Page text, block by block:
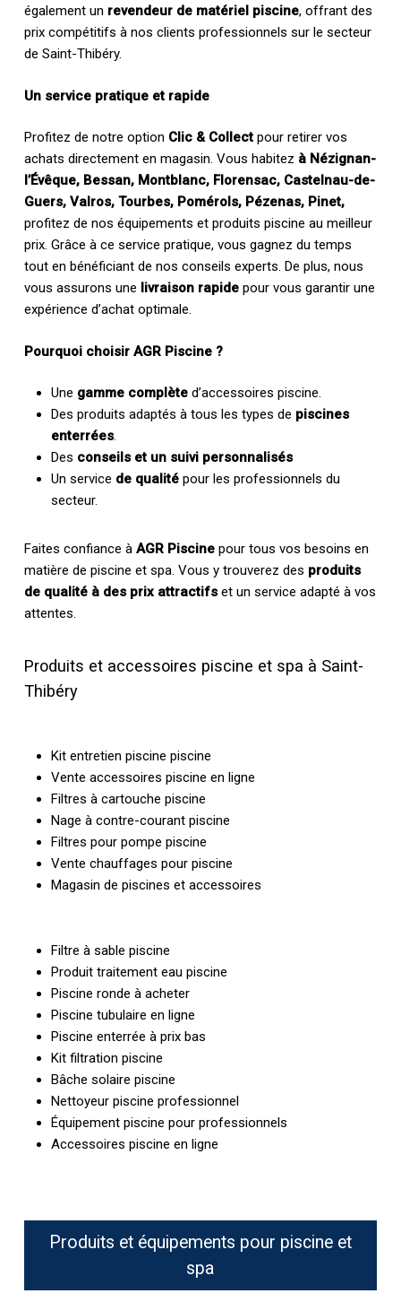
également un revendeur de matériel piscine, offrant des
prix compétitifs à nos clients professionnels sur le secteur
de Saint-Thibéry.
Un service pratique et rapide
Profitez de notre option Clic & Collectpour retirer vos
achats directement en magasin. Vous habitez à Nézignan-
l’Évêque, Bessan, Montblanc, Florensac, Castelnau-de-
Guers, Valros, Tourbes, Pomérols, Pézenas, Pinet,
profitez de nos équipements et produits piscine au meilleur
prix. Grâce à ce service pratique, vous gagnez du temps
tout en bénéficiant de nos conseils experts. De plus, nous
vous assurons une livraison rapidepour vous garantir une
expérience d’achat optimale.
Pourquoi choisir AGR Piscine ?
Une gamme complèted’accessoires piscine.
Des produits adaptés à tous les types de piscines
enterrées.
Des conseils et un suivi personnalisés
Un service de qualitépour les professionnels du
secteur.
Faites confiance à AGR Piscinepour tous vos besoins en
matière de piscine et spa. Vous y trouverez des produits
de qualité à des prix attractifset un service adapté à vos
attentes.
Produits et accessoires piscine et spa à Saint-
Thibéry
Kit entretien piscine piscine
Vente accessoires piscine en ligne
Filtres à cartouche piscine
Nage à contre-courant piscine
Filtres pour pompe piscine
Vente chauffages pour piscine
Magasin de piscines et accessoires
Filtre à sable piscine
Produit traitement eau piscine
Piscine ronde à acheter
Piscine tubulaire en ligne
Piscine enterrée à prix bas
Kit filtration piscine
Bâche solaire piscine
Nettoyeur piscine professionnel
Équipement piscine pour professionnels
Accessoires piscine en ligne
Produits et équipements pour piscine et
spa